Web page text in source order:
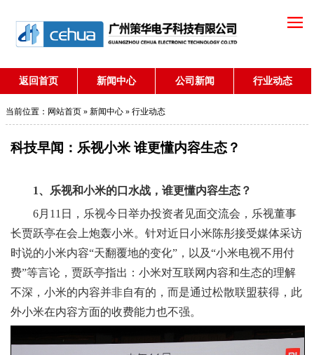
返回首页 新闻中心 公司新闻 行业动态
当前位置： 网站首页» 新闻中心» 行业动态
科技早闻：乐视小米 谁更懂内容生态？
1、乐视和小米的口水战，谁更懂内容生态？
6月11日，乐视今日举办投资者见面交流会，乐视董事
长贾跃亭在会上炮轰小米。针对近日小米陈彤接受媒体采访
时说的小米内容“天翻覆地的变化”，以及“小米电视不用付
费”等言论，贾跃亭指出：小米对互联网内容和生态的理解
不深，小米的内容并非自有的，而是通过松散联盟获得，此
外小米在内容方面的收费能力也不强。